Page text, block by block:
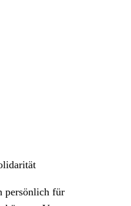
persönlich für